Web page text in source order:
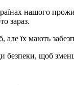
нашого
зараз.
їх мають
безпеки, щоб